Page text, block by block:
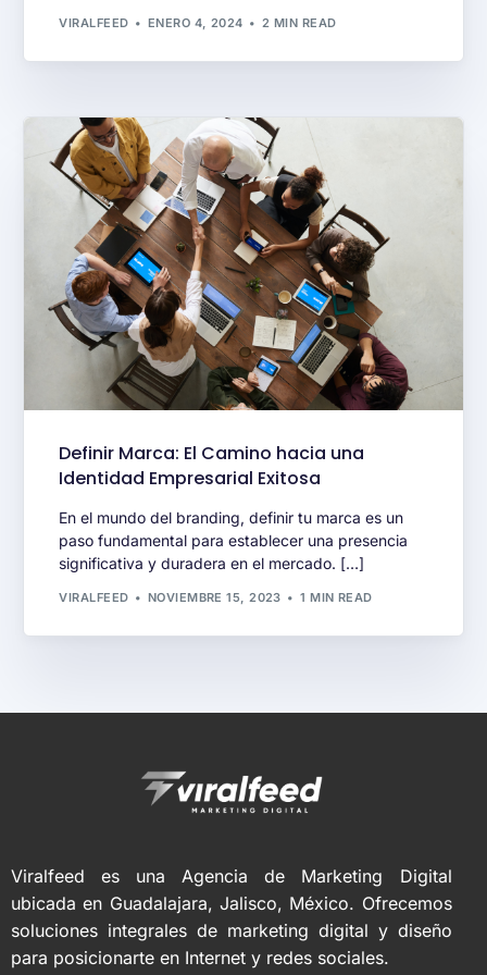
VIRALFEED ENERO 4, 2024 2 MIN READ
Definir Marca: El Camino hacia una
Identidad Empresarial Exitosa
En el mundo del branding, definir tu marca es un
paso fundamental para establecer una presencia
significativa y duradera en el mercado. […]
VIRALFEED NOVIEMBRE 15, 2023 1 MIN READ
Viralfeed es una Agencia de Marketing Digital
ubicada en Guadalajara, Jalisco, México. Ofrecemos
soluciones integrales de marketing digital y diseño
para posicionarte en Internet y redes sociales.